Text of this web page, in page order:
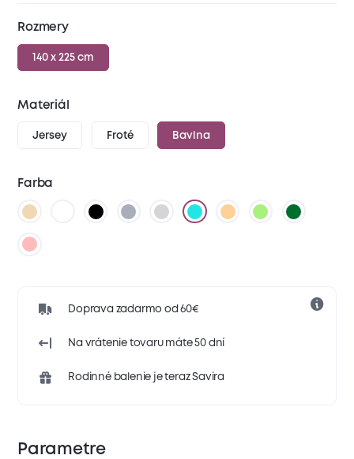
Rozmery
140 x 225 cm
Materiál
Jersey Froté Bavlna
Farba
Doprava zadarmo od 60€
Na vrátenie tovaru máte 50 dní
Rodinné balenie je teraz Savira
Parametre